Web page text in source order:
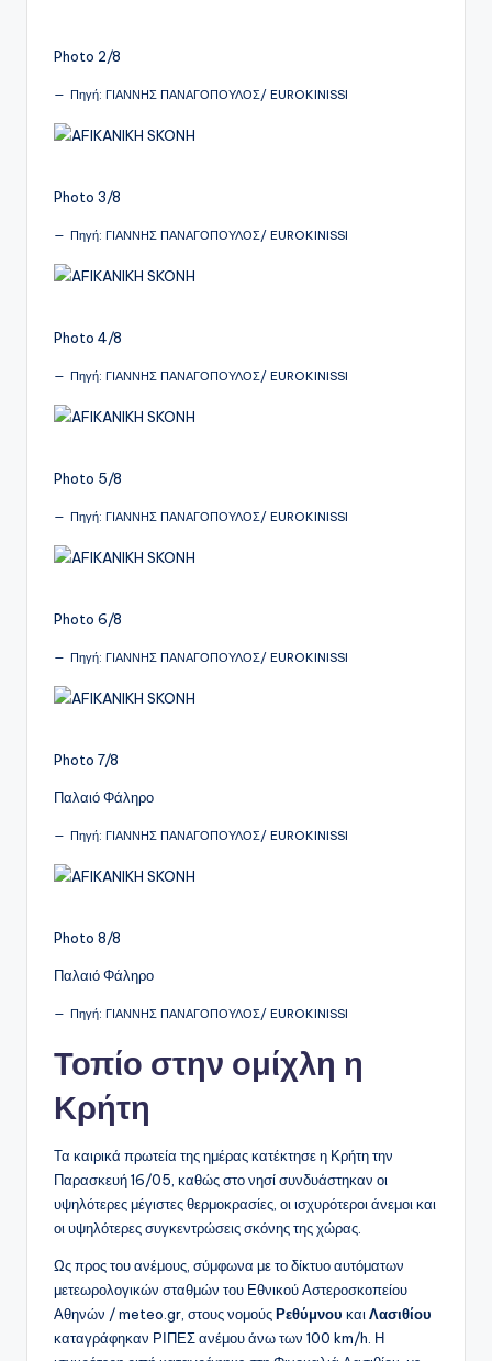
Photo 2/8
Πηγή: ΓΙΑΝΝΗΣ ΠΑΝΑΓΟΠΟΥΛΟΣ/ EUROKINISSI
Photo 3/8
Πηγή: ΓΙΑΝΝΗΣ ΠΑΝΑΓΟΠΟΥΛΟΣ/ EUROKINISSI
Photo 4/8
Πηγή: ΓΙΑΝΝΗΣ ΠΑΝΑΓΟΠΟΥΛΟΣ/ EUROKINISSI
Photo 5/8
Πηγή: ΓΙΑΝΝΗΣ ΠΑΝΑΓΟΠΟΥΛΟΣ/ EUROKINISSI
Photo 6/8
Πηγή: ΓΙΑΝΝΗΣ ΠΑΝΑΓΟΠΟΥΛΟΣ/ EUROKINISSI
Photo 7/8
Παλαιό Φάληρο
Πηγή: ΓΙΑΝΝΗΣ ΠΑΝΑΓΟΠΟΥΛΟΣ/ EUROKINISSI
Photo 8/8
Παλαιό Φάληρο
Πηγή: ΓΙΑΝΝΗΣ ΠΑΝΑΓΟΠΟΥΛΟΣ/ EUROKINISSI
Τοπίο στην ομίχλη η
Κρήτη
Τα καιρικά πρωτεία της ημέρας κατέκτησε η Κρήτη την
Παρασκευή 16/05, καθώς στο νησί συνδυάστηκαν οι
υψηλότερες μέγιστες θερμοκρασίες, οι ισχυρότεροι άνεμοι και
οι υψηλότερες συγκεντρώσεις σκόνης της χώρας.
Ως προς του ανέμους, σύμφωνα με το δίκτυο αυτόματων
μετεωρολογικών σταθμών του Εθνικού Αστεροσκοπείου
Αθηνών / meteo.gr, στους νομούςΡεθύμνου και Λασιθίου
καταγράφηκαν ΡΙΠΕΣ ανέμου άνω των 100 km/h. Η